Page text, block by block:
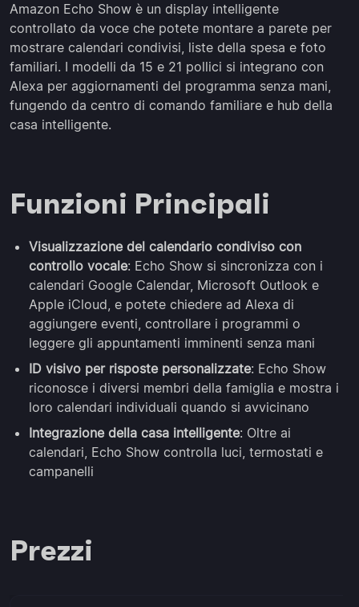
Amazon Echo Show è un display intelligente
controllato da voce che potete montare a parete per
mostrare calendari condivisi, liste della spesa e foto
familiari. I modelli da 15 e 21 pollici si integrano con
Alexa per aggiornamenti del programma senza mani,
fungendo da centro di comando familiare e hub della
casa intelligente.
Funzioni Principali
Visualizzazione del calendario condiviso con
controllo vocale: Echo Show si sincronizza con i
calendari Google Calendar, Microsoft Outlook e
Apple iCloud, e potete chiedere ad Alexa di
aggiungere eventi, controllare i programmi o
leggere gli appuntamenti imminenti senza mani
ID visivo per risposte personalizzate: Echo Show
riconosce i diversi membri della famiglia e mostra i
loro calendari individuali quando si avvicinano
Integrazione della casa intelligente: Oltre ai
calendari, Echo Show controlla luci, termostati e
campanelli
Prezzi